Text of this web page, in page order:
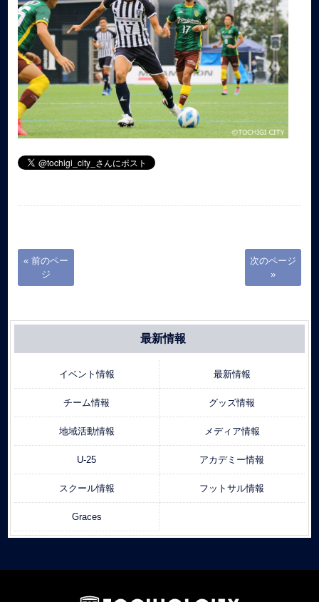
« 前のペー
ジ
次のページ
»
最新情報
イベント情報 最新情報
チーム情報 グッズ情報
地域活動情報 メディア情報
U-25 アカデミー情報
スクール情報 フットサル情報
Graces